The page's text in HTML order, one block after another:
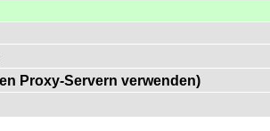
Proxy-Servern verwenden)